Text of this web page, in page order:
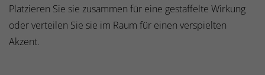
Platzieren Sie sie zusammen für eine gestaffelte Wirkung
oder verteilen Sie sie im Raum für einen verspielten
Akzent.